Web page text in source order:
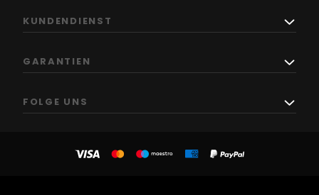
KUNDENDIENST
GARANTIEN
FOLGE UNS